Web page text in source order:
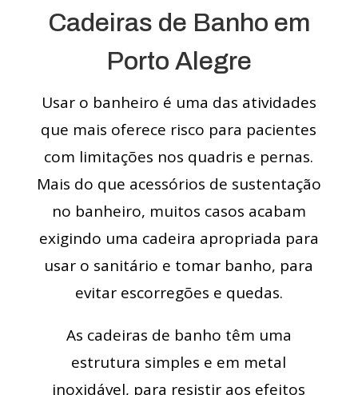
Cadeiras de Banho em
Porto Alegre
Usar o banheiro é uma das atividades
que mais oferece risco para pacientes
com limitações nos quadris e pernas.
Mais do que acessórios de sustentação
no banheiro, muitos casos acabam
exigindo uma cadeira apropriada para
usar o sanitário e tomar banho, para
evitar escorregões e quedas.
As cadeiras de banho têm uma
estrutura simples e em metal
inoxidável, para resistir aos efeitos